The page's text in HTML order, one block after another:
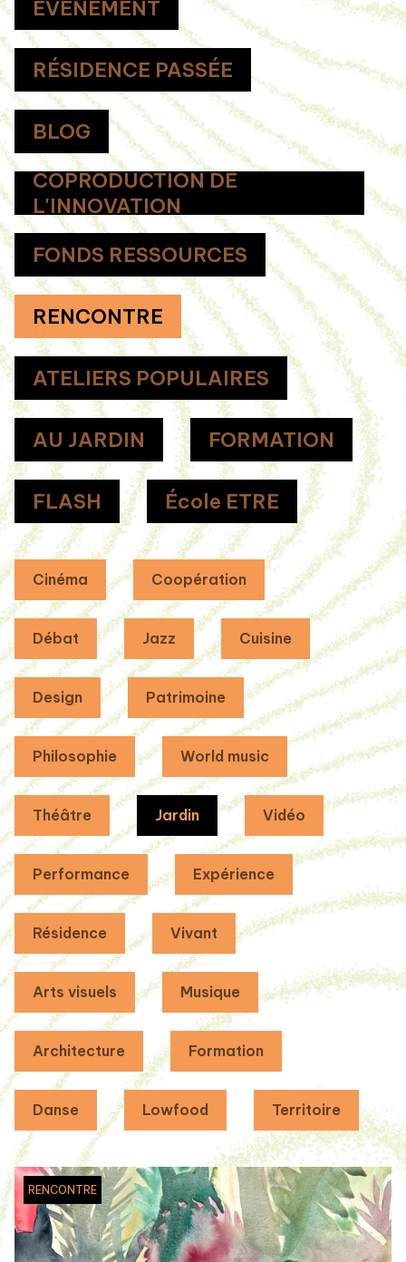
ÉVÉNEMENT
RÉSIDENCE PASSÉE
BLOG
COPRODUCTION DE
L'INNOVATION
FONDS RESSOURCES
RENCONTRE
ATELIERS POPULAIRES
AU JARDIN FORMATION
FLASH École ETRE
Cinéma Coopération
Débat Jazz Cuisine
Design Patrimoine
Philosophie World music
Théâtre Jardin Vidéo
Performance Expérience
Résidence Vivant
Arts visuels Musique
Architecture Formation
Danse Lowfood Territoire
RENCONTRE